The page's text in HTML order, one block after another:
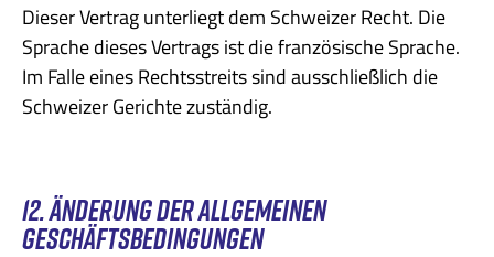
Dieser Vertrag unterliegt dem Schweizer Recht. Die
Sprache dieses Vertrags ist die französische Sprache.
Im Falle eines Rechtsstreits sind ausschließlich die
Schweizer Gerichte zuständig.
12. ÄNDERUNG DER ALLGEMEINEN
GESCHÄFTSBEDINGUNGEN